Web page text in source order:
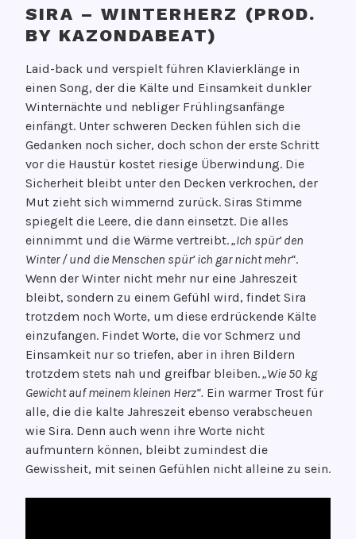
SIRA – WINTERHERZ (PROD.
BY KAZONDABEAT)
Laid-back und verspielt führen Klavierklänge in
einen Song, der die Kälte und Einsamkeit dunkler
Winternächte und nebliger Frühlingsanfänge
einfängt. Unter schweren Decken fühlen sich die
Gedanken noch sicher, doch schon der erste Schritt
vor die Haustür kostet riesige Überwindung. Die
Sicherheit bleibt unter den Decken verkrochen, der
Mut zieht sich wimmernd zurück. Siras Stimme
spiegelt die Leere, die dann einsetzt. Die alles
einnimmt und die Wärme vertreibt.„Ich spür’ den
Winter / und die Menschen spür’ ich gar nicht mehr“.
Wenn der Winter nicht mehr nur eine Jahreszeit
bleibt, sondern zu einem Gefühl wird, findet Sira
trotzdem noch Worte, um diese erdrückende Kälte
einzufangen. Findet Worte, die vor Schmerz und
Einsamkeit nur so triefen, aber in ihren Bildern
trotzdem stets nah und greifbar bleiben.„Wie 50 kg
Gewicht auf meinem kleinen Herz“. Ein warmer Trost für
alle, die die kalte Jahreszeit ebenso verabscheuen
wie Sira. Denn auch wenn ihre Worte nicht
aufmuntern können, bleibt zumindest die
Gewissheit, mit seinen Gefühlen nicht alleine zu sein.